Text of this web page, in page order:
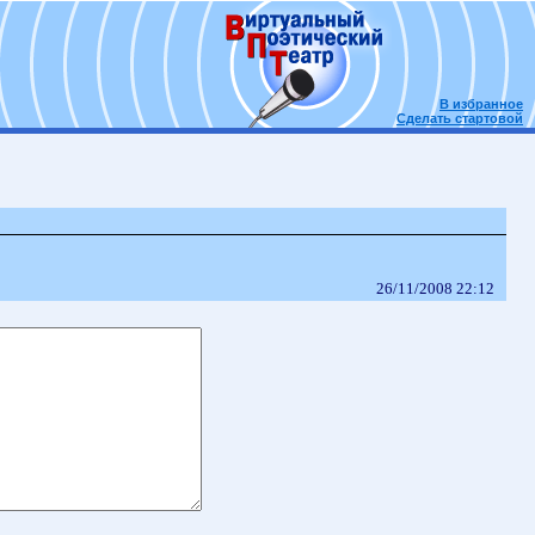
В избранное
Сделать стартовой
26/11/2008 22:12